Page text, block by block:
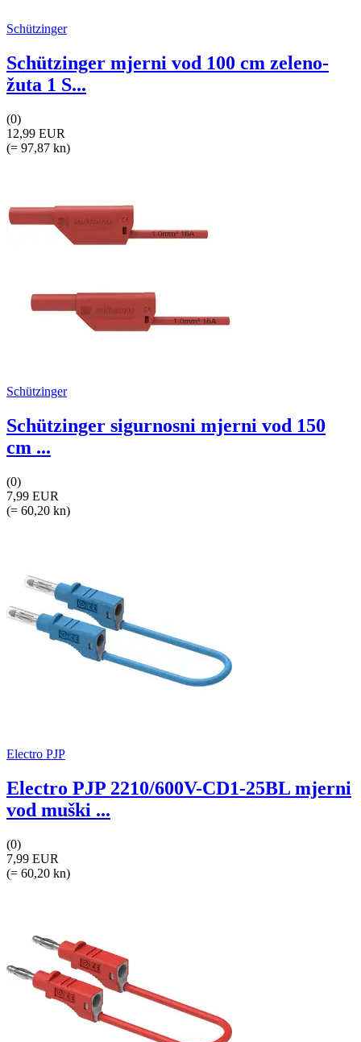
Schützinger
Schützinger mjerni vod 100 cm zeleno-
žuta 1 S...
(0)
12,99 EUR
(= 97,87 kn)
Schützinger
Schützinger sigurnosni mjerni vod 150
cm ...
(0)
7,99 EUR
(= 60,20 kn)
Electro PJP
Electro PJP 2210/600V-CD1-25BL mjerni
vod muški ...
(0)
7,99 EUR
(= 60,20 kn)